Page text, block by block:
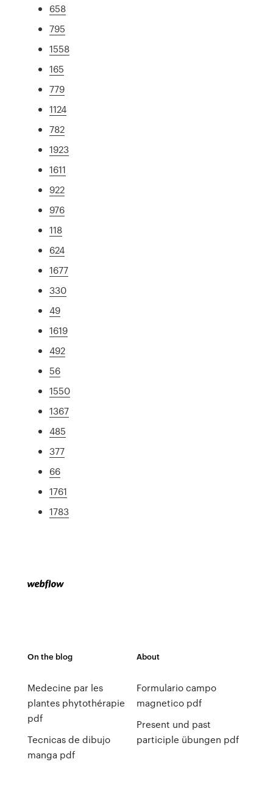
658
795
1558
165
779
1124
782
1923
1611
922
976
118
624
1677
330
49
1619
492
56
1550
1367
485
377
66
1761
1783
On the blog
Medecine par les
plantes phytothérapie
pdf
Tecnicas de dibujo
manga pdf
About
Formulario campo
magnetico pdf
Present und past
participle übungen pdf